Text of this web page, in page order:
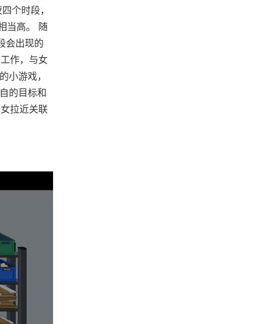
个时段，
当高。 随
会出现的
作，与女
小游戏，
的目标和
拉近关联